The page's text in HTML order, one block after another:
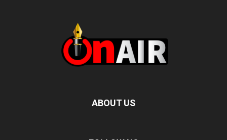
ABOUT US